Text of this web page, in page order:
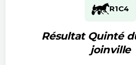
R1C4
Résultat Quinté
joinville